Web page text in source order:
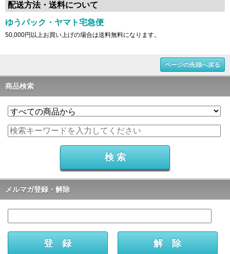
配送方法・送料について
ゆうパック・ヤマト宅急便
50,000円以上お買い上げの場合は送料無料になります。
ページの先頭へ戻る
商品検索
メルマガ登録・解除